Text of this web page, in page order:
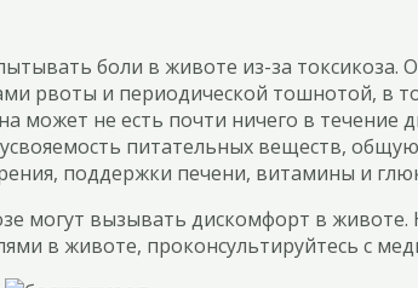
боли в животе из-за токсикоза.
рвоты и периодической тошнотой, в
может не есть почти ничего в
питательных веществ,
поддержки печени, витамины и
могут вызывать дискомфорт в животе.
в животе, проконсультируйтесь с